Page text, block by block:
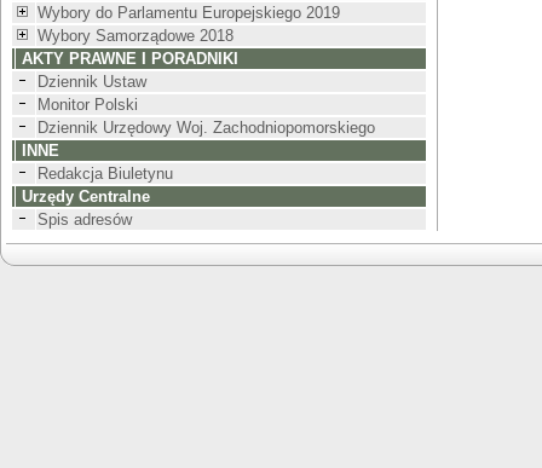
Wybory do Parlamentu Europejskiego 2019
Wybory Samorządowe 2018
AKTY PRAWNE I PORADNIKI
Dziennik Ustaw
Monitor Polski
Dziennik Urzędowy Woj. Zachodniopomorskiego
INNE
Redakcja Biuletynu
Urzędy Centralne
Spis adresów